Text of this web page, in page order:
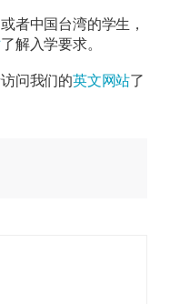
者中国台湾的学生，
了解入学要求。
问我们的英文网站了